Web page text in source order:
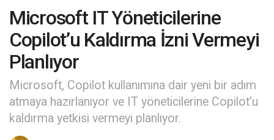
Microsoft IT Yöneticilerine
Copilot’u Kaldırma İzni Vermeyi
Planlıyor
Microsoft, Copilot kullanımına dair yeni bir adım
atmaya hazırlanıyor ve IT yöneticilerine Copilot’u
kaldırma yetkisi vermeyi planlıyor.